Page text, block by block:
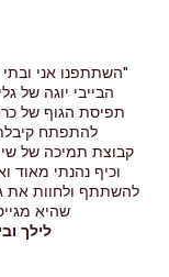
"השתתפנו אני
הבייבי יוגה של
תפיסת הגוף של
להתפתח
קבוצת תמיכה של
וכיף נהנתי מאוד
להשתתף ולחוות את
שהיא
לילך